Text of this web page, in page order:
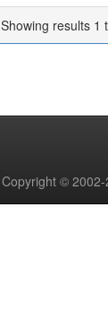
Showing results 1
Copyright © 2002-